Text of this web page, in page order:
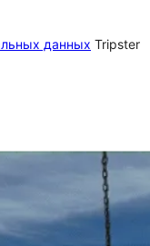
данных Tripster